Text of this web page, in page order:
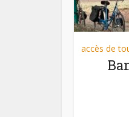
accès de